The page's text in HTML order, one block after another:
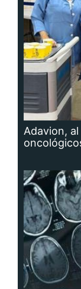
Adavion,